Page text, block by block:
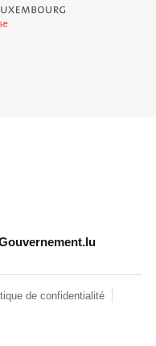
de confidentialité